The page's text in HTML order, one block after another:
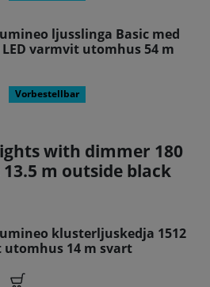
ljusslinga Basic med
varmvit utomhus 54 m
Vorbestellbar
with dimmer 180
m outside black
klusterljuskedja 1512
utomhus 14 m svart